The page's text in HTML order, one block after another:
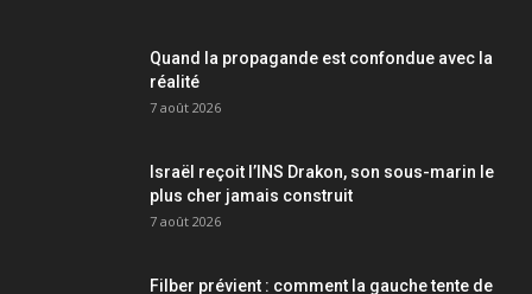
Quand la propagande est confondue avec la
réalité
7 août 2026
Israël reçoit l’INS Drakon, son sous-marin le
plus cher jamais construit
7 août 2026
Filber prévient : comment la gauche tente de